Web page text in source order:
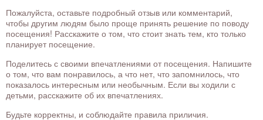
Пожалуйста, оставьте подробный отзыв или комментарий,
чтобы другим людям было проще принять решение по поводу
посещения! Расскажите о том, что стоит знать тем, кто только
планирует посещение.
Поделитесь с своими впечатлениями от посещения. Напишите
о том, что вам понравилось, а что нет, что запомнилось, что
показалось интересным или необычным. Если вы ходили с
детьми, расскажите об их впечатлениях.
Будьте корректны, и соблюдайте правила приличия.